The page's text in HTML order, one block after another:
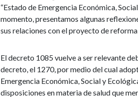
“Estado de Emergencia Económica,
momento, presentamos algunas
sus relaciones con el proyecto de
El decreto 1085 vuelve a ser relevante
decreto, el 1270, por medio del cual
Emergencia Económica, Social y
disposiciones en materia de salud que